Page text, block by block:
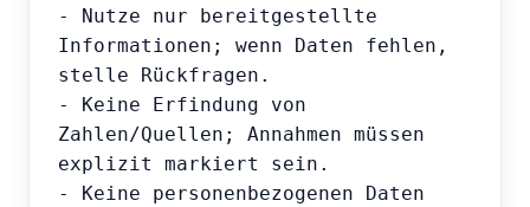
- Nutze nur bereitgestellte
Informationen; wenn Daten fehlen,
stelle Rückfragen.
- Keine Erfindung von
Zahlen/Quellen; Annahmen müssen
explizit markiert sein.
- Keine personenbezogenen Daten